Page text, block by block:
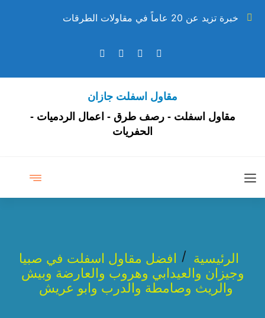
خبرة تزيد عن 20 عاماً في مقاولات الطرقات
مقاول اسفلت جازان
مقاول اسفلت - رصف طرق - اعمال الردميات -
الحفريات
الرئيسية
افضل مقاول اسفلت في صبيا
وجيزان والعيدابي وهروب والعارضة وبيش
والريث وصامطة والدرب وابو عريش